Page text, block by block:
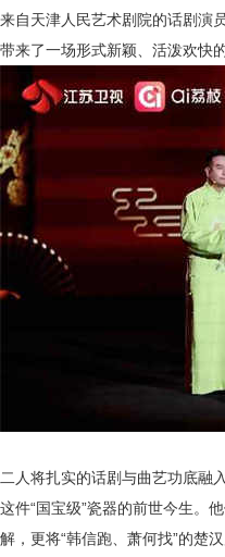
来自天津人民艺术剧院的话剧演
带来了一场形式新颖、活泼欢快
二人将扎实的话剧与曲艺功底融
这件“国宝级”瓷器的前世今生。
解，更将“韩信跑、萧何找”的楚